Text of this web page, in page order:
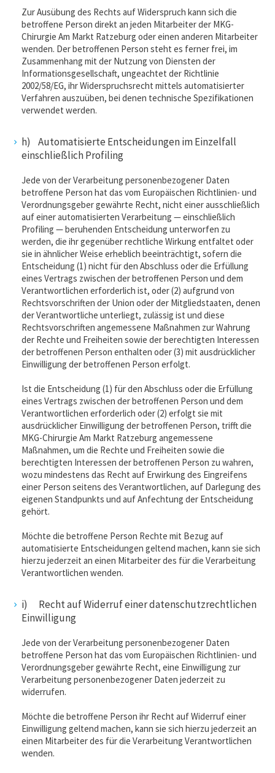
Zur Ausübung des Rechts auf Widerspruch kann sich die
betroffene Person direkt an jeden Mitarbeiter der MKG-
Chirurgie Am Markt Ratzeburg oder einen anderen Mitarbeiter
wenden. Der betroffenen Person steht es ferner frei, im
Zusammenhang mit der Nutzung von Diensten der
Informationsgesellschaft, ungeachtet der Richtlinie
2002/58/EG, ihr Widerspruchsrecht mittels automatisierter
Verfahren auszuüben, bei denen technische Spezifikationen
verwendet werden.
h) Automatisierte Entscheidungen im Einzelfall
einschließlich Profiling
Jede von der Verarbeitung personenbezogener Daten
betroffene Person hat das vom Europäischen Richtlinien- und
Verordnungsgeber gewährte Recht, nicht einer ausschließlich
auf einer automatisierten Verarbeitung — einschließlich
Profiling — beruhenden Entscheidung unterworfen zu
werden, die ihr gegenüber rechtliche Wirkung entfaltet oder
sie in ähnlicher Weise erheblich beeinträchtigt, sofern die
Entscheidung (1) nicht für den Abschluss oder die Erfüllung
eines Vertrags zwischen der betroffenen Person und dem
Verantwortlichen erforderlich ist, oder (2) aufgrund von
Rechtsvorschriften der Union oder der Mitgliedstaaten, denen
der Verantwortliche unterliegt, zulässig ist und diese
Rechtsvorschriften angemessene Maßnahmen zur Wahrung
der Rechte und Freiheiten sowie der berechtigten Interessen
der betroffenen Person enthalten oder (3) mit ausdrücklicher
Einwilligung der betroffenen Person erfolgt.
Ist die Entscheidung (1) für den Abschluss oder die Erfüllung
eines Vertrags zwischen der betroffenen Person und dem
Verantwortlichen erforderlich oder (2) erfolgt sie mit
ausdrücklicher Einwilligung der betroffenen Person, trifft die
MKG-Chirurgie Am Markt Ratzeburg angemessene
Maßnahmen, um die Rechte und Freiheiten sowie die
berechtigten Interessen der betroffenen Person zu wahren,
wozu mindestens das Recht auf Erwirkung des Eingreifens
einer Person seitens des Verantwortlichen, auf Darlegung des
eigenen Standpunkts und auf Anfechtung der Entscheidung
gehört.
Möchte die betroffene Person Rechte mit Bezug auf
automatisierte Entscheidungen geltend machen, kann sie sich
hierzu jederzeit an einen Mitarbeiter des für die Verarbeitung
Verantwortlichen wenden.
i) Recht auf Widerruf einer datenschutzrechtlichen
Einwilligung
Jede von der Verarbeitung personenbezogener Daten
betroffene Person hat das vom Europäischen Richtlinien- und
Verordnungsgeber gewährte Recht, eine Einwilligung zur
Verarbeitung personenbezogener Daten jederzeit zu
widerrufen.
Möchte die betroffene Person ihr Recht auf Widerruf einer
Einwilligung geltend machen, kann sie sich hierzu jederzeit an
einen Mitarbeiter des für die Verarbeitung Verantwortlichen
wenden.